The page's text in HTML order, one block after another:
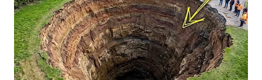
SERDANG
WN
TEBING
TINGGI